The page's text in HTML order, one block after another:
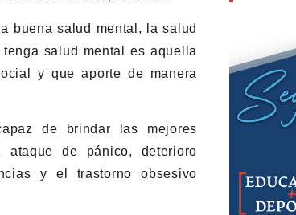
buena salud mental, la salud
salud mental es aquella
y que aporte de manera
de brindar las mejores
ataque de pánico, deterioro
y el trastorno obsesivo